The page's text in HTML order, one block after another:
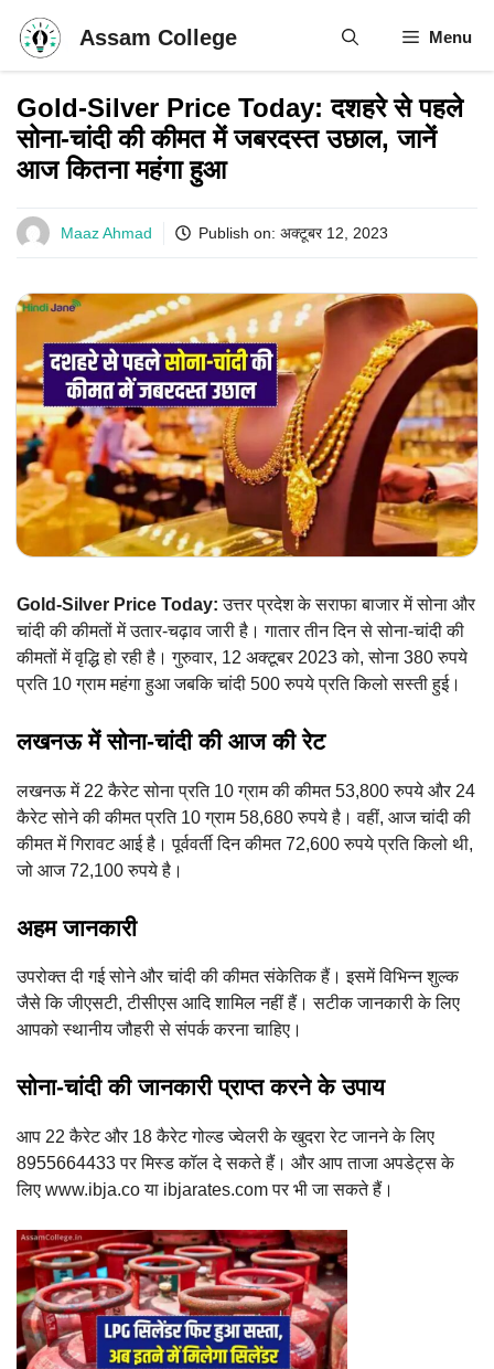
Skip
content
Assam College Menu
Gold-Silver Price Today: दशहरे से पहले
सोना-चांदी की कीमत में जबरदस्त उछाल, जानें
आज कितना महंगा हुआ
Maaz Ahmad Publish on: अक्टूबर 12, 2023
Gold-Silver Price Today: उत्तर प्रदेश के सराफा बाजार में सोना और
चांदी की कीमतों में उतार-चढ़ाव जारी है। गातार तीन दिन से सोना-चांदी की
कीमतों में वृद्धि हो रही है। गुरुवार, 12 अक्टूबर 2023 को, सोना 380 रुपये
प्रति 10 ग्राम महंगा हुआ जबकि चांदी 500 रुपये प्रति किलो सस्ती हुई।
लखनऊ में सोना-चांदी की आज की रेट
लखनऊ में 22 कैरेट सोना प्रति 10 ग्राम की कीमत 53,800 रुपये और 24
कैरेट सोने की कीमत प्रति 10 ग्राम 58,680 रुपये है। वहीं, आज चांदी की
कीमत में गिरावट आई है। पूर्ववर्ती दिन कीमत 72,600 रुपये प्रति किलो थी,
जो आज 72,100 रुपये है।
अहम जानकारी
उपरोक्त दी गई सोने और चांदी की कीमत संकेतिक हैं। इसमें विभिन्न शुल्क
जैसे कि जीएसटी, टीसीएस आदि शामिल नहीं हैं। सटीक जानकारी के लिए
आपको स्थानीय जौहरी से संपर्क करना चाहिए।
सोना-चांदी की जानकारी प्राप्त करने के उपाय
आप 22 कैरेट और 18 कैरेट गोल्ड ज्वेलरी के खुदरा रेट जानने के लिए
8955664433 पर मिस्ड कॉल दे सकते हैं। और आप ताजा अपडेट्स के
लिए www.ibja.co या ibjarates.com पर भी जा सकते हैं।